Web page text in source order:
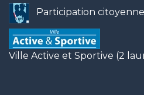
Participation citoyenne
Ville Active et Sportive (2